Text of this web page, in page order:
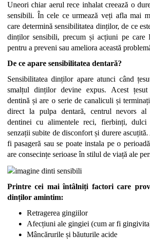
Uneori chiar aerul rece inhalat creează o
sensibili. În cele ce urmează veți afla mai
care determină sensibilitatea dinților, de ce
dinților sensibili, precum și acțiuni pe care
pentru a preveni sau ameliora această
De ce apare sensibilitatea dentară?
Sensibilitatea dinților apare atunci când
smalțul dinților devine expus. Acest
dentină și are o serie de canaliculi și
direct la pulpa dentară, centrul nevors al
dentinei cu alimentele reci, fierbinți, dulci
senzații subite de disconfort și durere
fi pasageră sau se poate instala pe o
are consecințe serioase în stilul de viață ale
Printre cei mai întâlniți factori care
dinților amintim:
Retragerea gingiilor
Afecțiuni ale gingiei (cum ar fi
Mâncărurile și băuturile acide